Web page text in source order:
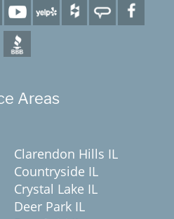
Areas
Clarendon Hills IL
Countryside IL
Crystal Lake IL
Deer Park IL